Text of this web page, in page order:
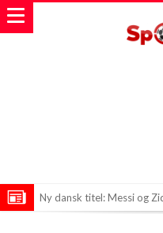
Ny dansk titel: Messi og